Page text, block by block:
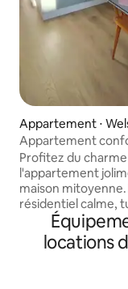
Appartement ⋅
Appartement
endroit calme et
Profitez du
l'appartement
maison mitoyenne. Dans un quartier
résidentiel calme,
comme chez toi. Grâce à une bonne
infrastructure et à
central, vous êtes
locations